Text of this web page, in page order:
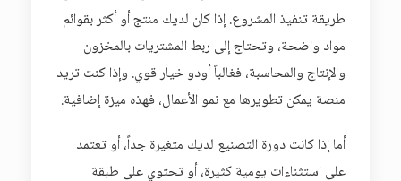
طريقة تنفيذ المشروع. إذا كان لديك منتج أو أكثر بقوائم
مواد واضحة، وتحتاج إلى ربط المشتريات بالمخزون
والإنتاج والمحاسبة، فغالباً أودو خيار قوي. وإذا كنت تريد
منصة يمكن تطويرها مع نمو الأعمال، فهذه ميزة إضافية.
أما إذا كانت دورة التصنيع لديك متغيرة جداً، أو تعتمد
على استثناءات يومية كثيرة، أو تحتوي على طبقة